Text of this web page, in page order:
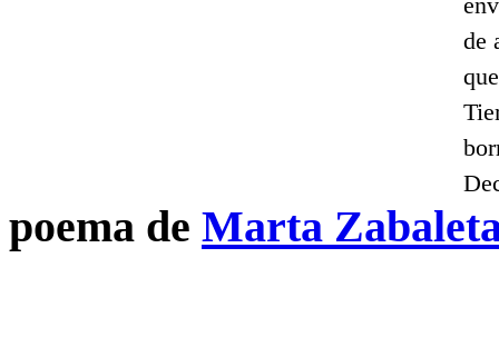
de
poema de Marta